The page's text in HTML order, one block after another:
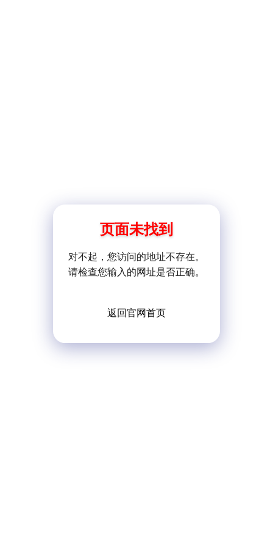
页面未找到
对不起，您访问的地址不存在。
请检查您输入的网址是否正确。
返回官网首页